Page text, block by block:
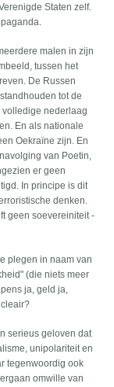
Staten zelf.
malen in zijn
tussen het
De Russen
tot de
nederlaag
En als nationale
Oekraïne zijn. En
van Poetin,
er geen
In principe is dit
denken.
geen soevereiniteit -
plegen in naam van
(die niets meer
ja, geld ja,
serieus geloven dat
unipolariteit en
tegenwoordig ook
omwille van